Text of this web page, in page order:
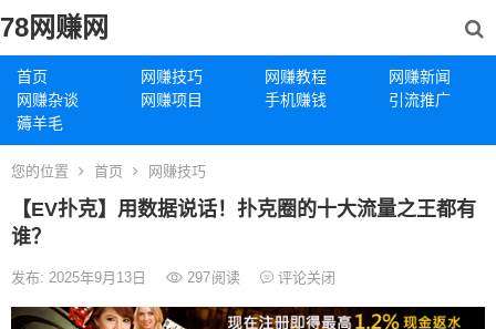
78网赚网
首页 网赚技巧 网赚教程
网赚新闻
网赚杂谈
网赚项目 手机赚钱
引流推广
薅羊毛
您的位置 首页 网赚技巧
【EV扑克】用数据说话！扑克圈的十大流量之王都有
谁？
发布: 2025年9月13日 297阅读 评论关闭